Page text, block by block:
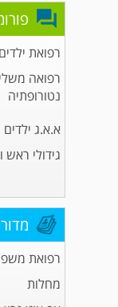
רפואת
רפואה
נטורופתיה
א.א.ג ילדים
גידולי ראש
רפואת
מחלות